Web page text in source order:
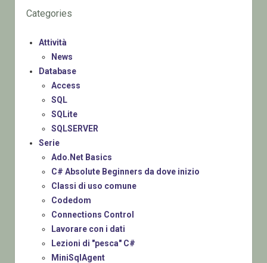
Categories
Attività
News
Database
Access
SQL
SQLite
SQLSERVER
Serie
Ado.Net Basics
C# Absolute Beginners da dove inizio
Classi di uso comune
Codedom
Connections Control
Lavorare con i dati
Lezioni di "pesca" C#
MiniSqlAgent